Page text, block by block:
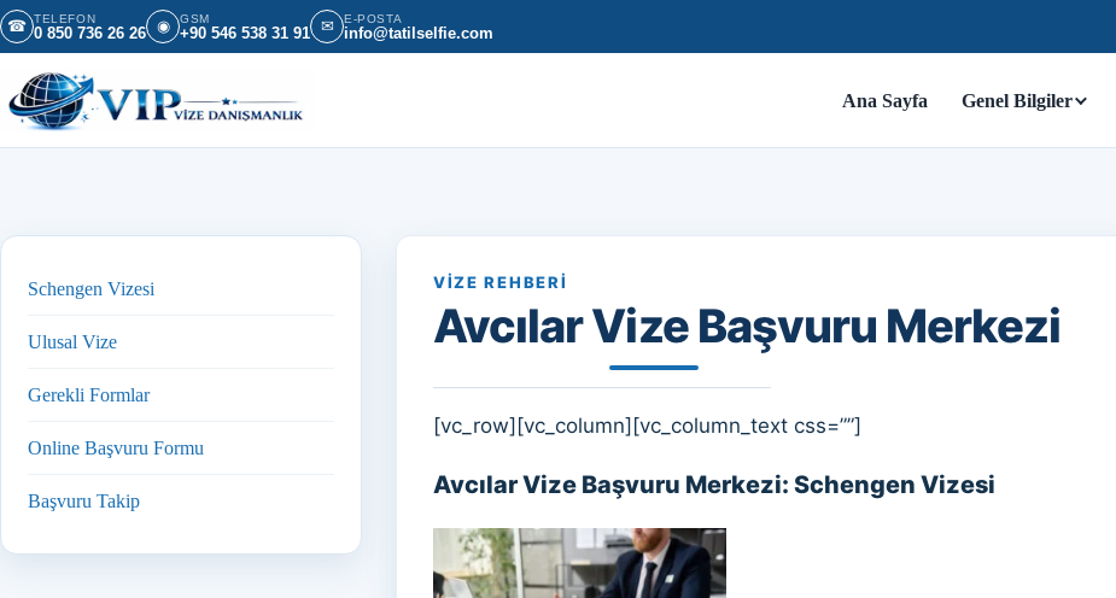
İçeriğe geç
☎ TELEFON
0 850 736 26 26 ◉ GSM
+90 546 538 31 91 ✉ E-POSTA
info@tatilselfie.com
Ana Sayfa Genel Bilgiler
Schengen Vizesi
Ulusal Vize
Gerekli Formlar
Online Başvuru Formu
Başvuru Takip
VIZE REHBERI
Avcılar Vize Başvuru Merkezi
[vc_row][vc_column][vc_column_text css=””]
Avcılar Vize Başvuru Merkezi: Schengen Vizesi